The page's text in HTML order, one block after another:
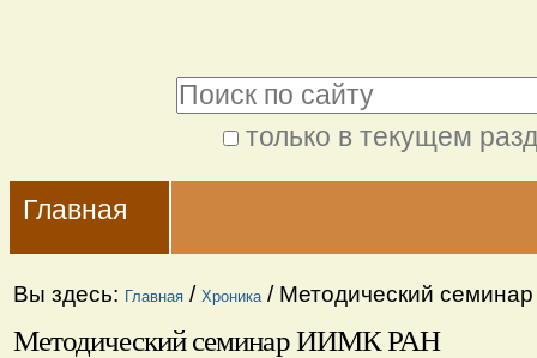
содержимому.
Перейти
навигации
только в текущем
поиск
Navigation
Главная
Вы здесь: Главная / Хроника / Методический
Методический семинар ИИМК РАН